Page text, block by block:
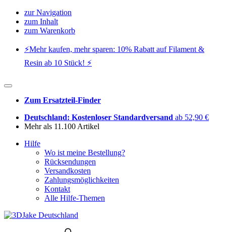
zur Navigation
zum Inhalt
zum Warenkorb
⚡️Mehr kaufen, mehr sparen: 10% Rabatt auf Filament &
Resin ab 10 Stück! ⚡️
Zum Ersatzteil-Finder
Deutschland: Kostenloser Standardversand ab 52,90 €
Mehr als 11.100 Artikel
Hilfe
Wo ist meine Bestellung?
Rücksendungen
Versandkosten
Zahlungsmöglichkeiten
Kontakt
Alle Hilfe-Themen